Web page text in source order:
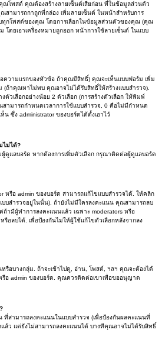
โพสต์ คุณต้องสร้างลายเซ็นต์เสียก่อน ที่ในข้อมูลส่วนตัว
ามารถกาถูกที่กล่อง เพิ่มลายเซ็นต์ ในหน้าสำหรับการ
ทุกโพสต์ของคุณ โดยการเลือกในข้อมูลส่วนตัวของคุณ (คุณ
โดยเอาเครื่องหมายถูกออก หน้าการใช้ลายเซ็นต์ ในแบบ
ความแรกของหัวข้อ ถ้าคุณมีสิทธิ์) คุณจะเห็นแบบฟอร์ม เพิ่ม
(ถ้าคุณหาไม่พบ คุณอาจไม่ได้รับสิทธิ์ให้สร้างแบบสำรวจ).
วเลือกอย่างน้อย 2 ตัวเลือก (การสร้างตัวเลือก ให้พิมพ์
ามารถกำหนดเวลาการใช้แบบสำรวจ, 0 คือไม่มีกำหนด
น ซึ่ง administrator ของบอร์ดได้ตั้งเอาไว้
ไม่ได้?
ดูแลบอร์ด หากต้องการเพิ่มตัวเลือก กรุณาติดต่อผู้ดูแลบอร์ด
รือ admin ของบอร์ด สามารถแก้ไขแบบสำรวจได้. ให้คลิก
บสำรวจอยู่ในนั้น). ถ้ายังไม่มีใครลงคะแนน คุณสามารถลบ
ถ้ามีผู้ทำการลงคะแนนแล้ว เฉพาะ moderators หรือ
รือลบได้. เพื่อป้องกันไม่ให้ผู้ใช้แก้ไขตัวเลือกหลังจากลง
รือบางกลุ่ม. ถ้าจะเข้าไปดู, อ่าน, โพสต์, ฯลฯ คุณจะต้องได้
รือ admin ของบอร์ด. คุณควรติดต่อเขาเพื่อขออนุญาต
สามารถลงคะแนนในแบบสำรวจ (เพื่อป้องกันผลคะแนนที่
ล้ว แต่ยังไม่สามารถลงคะแนนได้ บางทีคุณอาจไม่ได้รับสิทธิ์